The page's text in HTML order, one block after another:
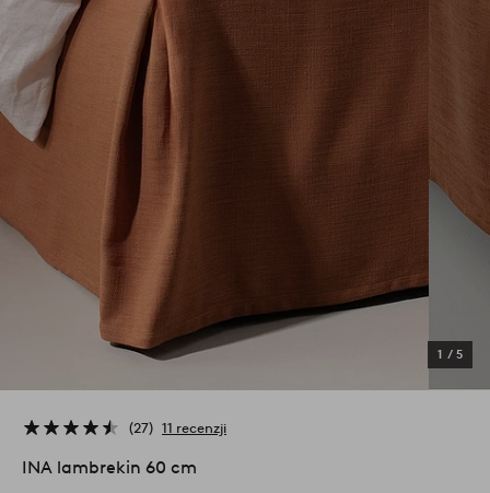
1 / 5
27 11 recenzji
INA lambrekin 60 cm